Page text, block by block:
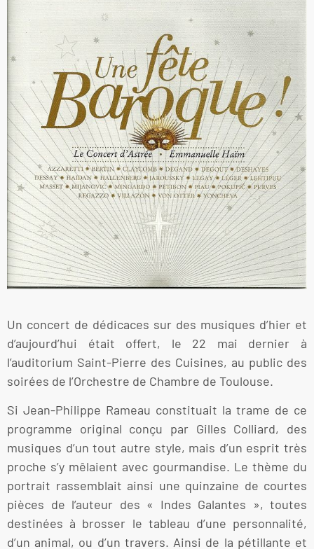
Un concert de dédicaces sur des musiques d’hier et
d’aujourd’hui était offert, le 22 mai dernier à
l’auditorium Saint-Pierre des Cuisines, au public des
soirées de l’Orchestre de Chambre de Toulouse.
Si Jean-Philippe Rameau constituait la trame de ce
programme original conçu par Gilles Colliard, des
musiques d’un tout autre style, mais d’un esprit très
proche s’y mêlaient avec gourmandise. Le thème du
portrait rassemblait ainsi une quinzaine de courtes
pièces de l’auteur des « Indes Galantes », toutes
destinées à brosser le tableau d’une personnalité,
d’un animal, ou d’un travers. Ainsi de la pétillante et